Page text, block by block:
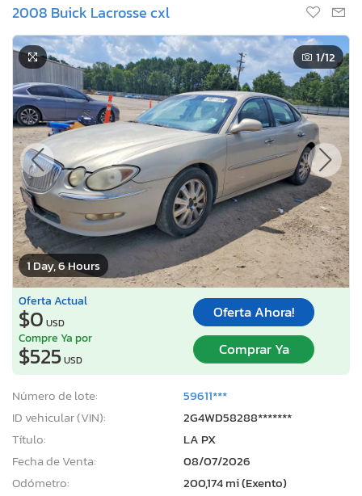
2008 Buick Lacrosse cxl
1 Day, 6 Hours
1/12
Oferta Actual
$0 USD
Oferta Ahora!
Compre Ya por
$525USD
Comprar Ya
Número de lote:
59611***
ID vehicular (VIN):
2G4WD58288*******
Título:
LA PX
Fecha de Venta:
08/07/2026
Odómetro:
200,174 mi (Exento)